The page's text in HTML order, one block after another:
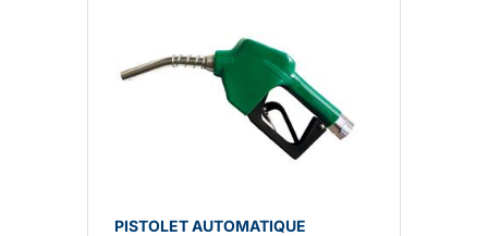
PISTOLET AUTOMATIQUE